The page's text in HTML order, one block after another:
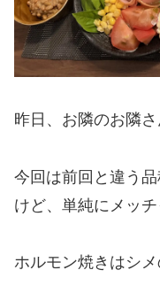
昨日、お隣のお隣
今回は前回と違う
けど、単純にメッチ
ホルモン焼きはシ